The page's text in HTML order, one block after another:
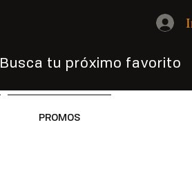
Busca tu próximo favorito
PROMOS